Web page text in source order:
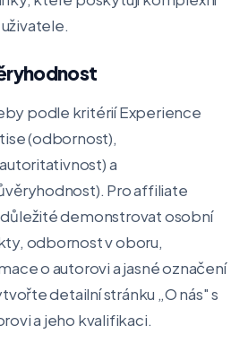
podle kritérií Experience
(odbornost),
a
Pro affiliate
demonstrovat osobní
odbornost v oboru,
o autorovi a jasné označení
detailní stránku „O nás" s
a jeho kvalifikaci.